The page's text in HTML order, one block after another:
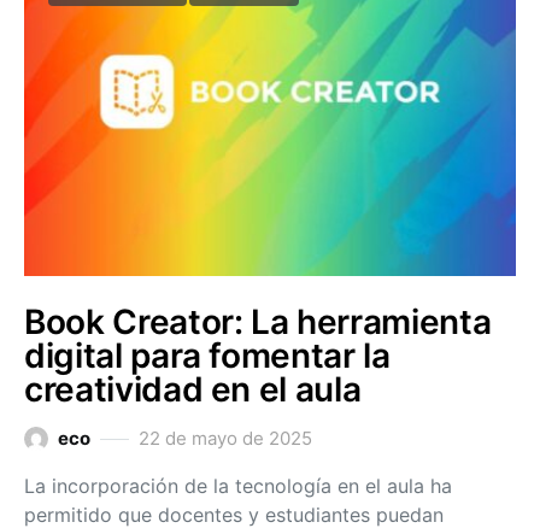
Book Creator: La herramienta
digital para fomentar la
creatividad en el aula
eco 22 de mayo de 2025
La incorporación de la tecnología en el aula ha
permitido que docentes y estudiantes puedan